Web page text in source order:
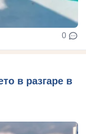
0
в разгаре в